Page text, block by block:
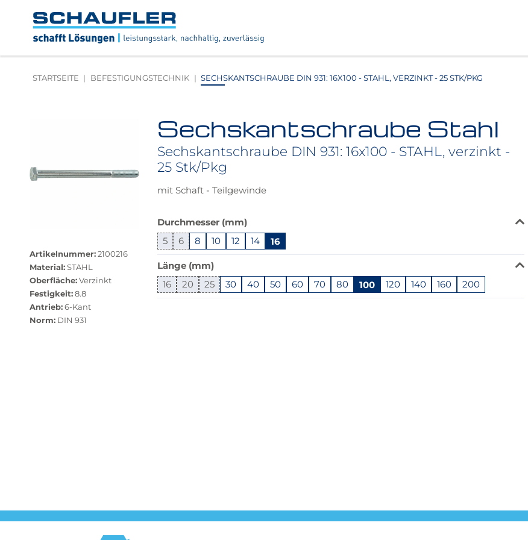
Hauptnavigation
Footernavigation
Logo
verlinkt
zur
STARTSEITE BEFESTIGUNGSTECHNIK SECHSKANTSCHRAUBE DIN 931: 16X100 - STAHL, VERZINKT - 25 STK/PKG
Bildversion
anzeigen
Artikelnummer:2100216
Material:STAHL
Oberfläche:Verzinkt
Festigkeit:8.8
Antrieb:6-Kant
Norm:DIN 931
Sechskantschraube Stahl
Sechskantschraube DIN 931: 16x100 - STAHL, verzinkt -
25 Stk/Pkg
mit Schaft - Teilgewinde
Das
Produkt
ist
in
dieser
Variante
nicht
Durchmesser (mm)
5 6 8 10 12 14
16
Länge (mm)
16 20 25 30 40 50 60 70 80 100 120 140 160
200